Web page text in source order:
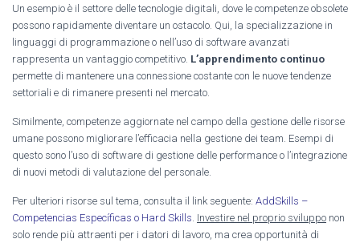
Un esempio è il settore delle tecnologie digitali, dove le competenze obsolete
possono rapidamente diventare un ostacolo. Qui, la specializzazione in
linguaggi di programmazione o nell’uso di software avanzati
rappresenta un vantaggio competitivo. L’apprendimento continuo
permette di mantenere una connessione costante con le nuove tendenze
settoriali e di rimanere presenti nel mercato.
Similmente, competenze aggiornate nel campo della gestione delle risorse
umane possono migliorare l’efficacia nella gestione dei team. Esempi di
questo sono l’uso di software di gestione delle performance o l’integrazione
di nuovi metodi di valutazione del personale.
Per ulteriori risorse sul tema, consulta il link seguente: AddSkills –
Competencias Específicas o Hard Skills Investire nel proprio sviluppo non
solo rende più attraenti per i datori di lavoro, ma crea opportunità di